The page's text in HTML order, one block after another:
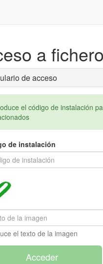
a
de acceso
el código de instalación
de instalación
el texto de la imagen